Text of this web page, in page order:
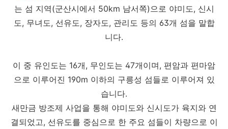
는 섬 지역(군산시에서 50km 남서쪽)으로 야미도, 신시
도, 무녀도, 선유도, 장자도, 관리도 등의 63개 섬을 말합
니다.
이 중 유인도는 16개, 무인도는 47개이며, 편암과 편마암
으로 이루어진 190m 이하의 구릉성 섬들로 이루어져 있
습니다.
새만금 방조제 사업을 통해 야미도와 신시도가 육지와 연
결되었고, 선유도를 중심으로 한 주요 섬들이 차량으로 이